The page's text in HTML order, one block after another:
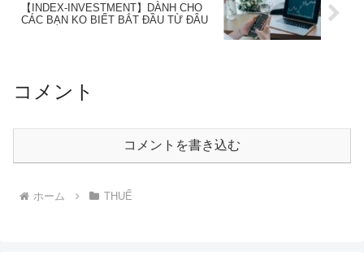
【INDEX-INVESTMENT】DÀNH CHO
CÁC BẠN KO BIẾT BẮT ĐẦU TỪ ĐÂU
コメント
コメントを書き込む
ホーム THUẾ